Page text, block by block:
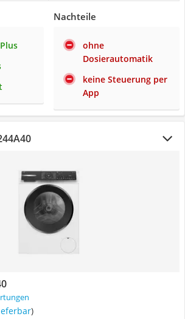
Nachteile
ohne
Dosierautomatik
keine Steuerung per
App
)